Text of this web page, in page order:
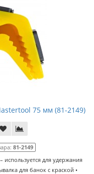
75 мм (81-2149)
81-2149
для удержания
для банок с краской •